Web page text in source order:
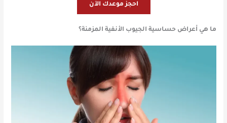
احجز موعدك الآن
ما هي أعراض حساسية الجيوب الأنفية المزمنة؟